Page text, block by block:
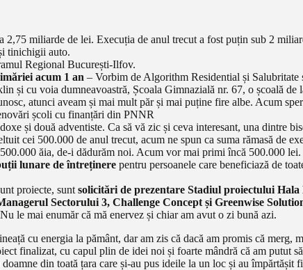
miliarde de lei. Execuția de anul trecut a fost puțin sub 2
tinichigii auto.
Regional București-Ilfov.
acum 1 an – Vorbim de Algorithm Residential și
și cu voia dumneavoastră, Școala Gimnazială nr. 67, o școală
atunci aveam și mai mult păr și mai puține fire albe. Acum
școli cu finanțări din PNNR
și două adventiste. Ca să vă zic și ceva interesant, una dintre
cei 500.000 de anul trecut, acum ne spun ca suma rămasă de
ăia, de-i dădurăm noi. Acum vor mai primi încă 500.000 lei.
lunare de întreținere pentru persoanele care beneficiază de
proiecte, sunt solicitări de prezentare Stadiul proiectului
Sectorului 3, Challenge Concept și Greenwise
le mai enumăr că mă enervez și chiar am avut o zi bună azi.
cu energia la pământ, dar am zis că dacă am promis că merg,
finalizat, cu capul plin de idei noi și foarte mândră că am putut
doamne din toată țara care și-au pus ideile la un loc și au